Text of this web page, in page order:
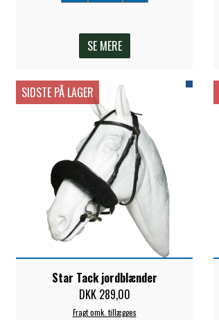
SE MERE
SIDSTE PÅ LAGER
Star Tack jordblænder
DKK 289,00
Fragt omk. tillægges